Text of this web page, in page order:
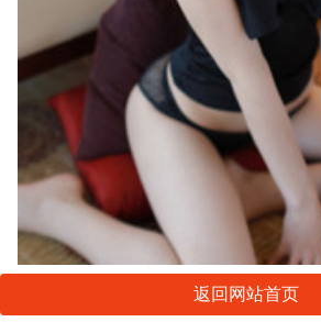
返回网站首页